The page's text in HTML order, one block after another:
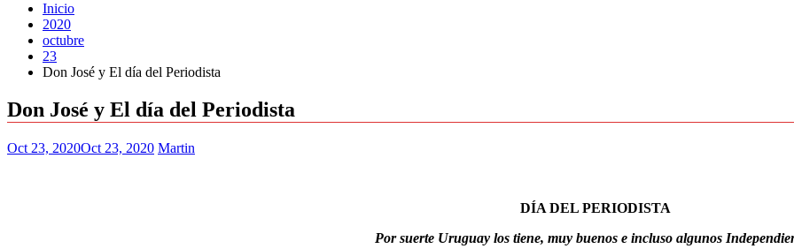
Inicio
2020
octubre
23
Don José y El día del Periodista
Don José y El día del Periodista
Oct 23, 2020Oct 23, 2020 Martin
DÍA DEL PERIODISTA
Por suerte Uruguay los tiene, muy buenos e incluso algunos